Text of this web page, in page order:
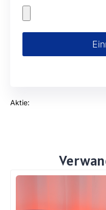
Aktie: